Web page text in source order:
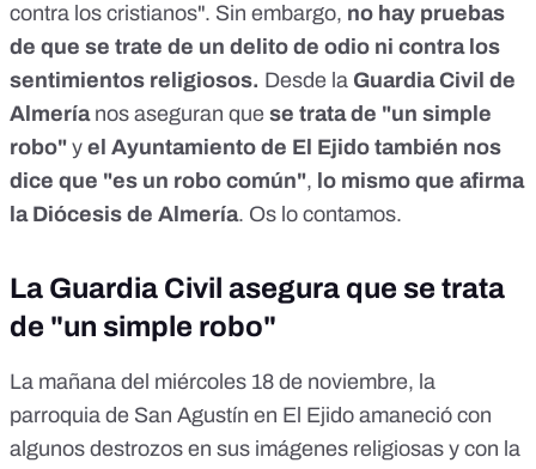
contra los cristianos". Sin embargo, no hay pruebas
de que se trate de un delito de odio ni contra los
sentimientos religiosos. Desde la Guardia Civil de
Almeríanos aseguran que se trata de "un simple
robo" y el Ayuntamiento de El Ejido también nos
dice que "es un robo común", lo mismo que afirma
la Diócesis de Almería. Os lo contamos.
La Guardia Civil asegura que se trata
de "un simple robo"
La mañana del miércoles 18 de noviembre, la
parroquia de San Agustín en El Ejido amaneció con
algunos destrozos en sus imágenes religiosas y con la